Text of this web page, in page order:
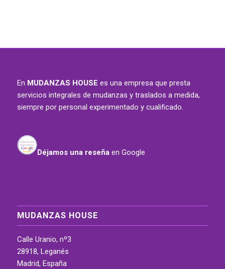
En MUDANZAS HOUSE es una empresa que presta
servicios integrales de mudanzas y traslados a medida,
siempre por personal experimentado y cualificado.
Déjamos una reseña en Google
MUDANZAS HOUSE
Calle Uranio, nº3
28918, Leganés
Madrid, España